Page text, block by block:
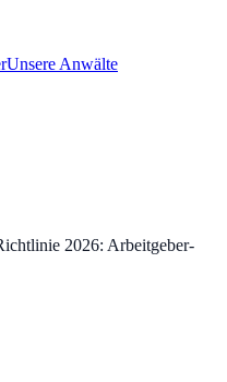
Unsere Anwälte
2026: Arbeitgeber-